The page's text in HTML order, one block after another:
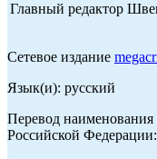
Главный редактор
Сетевое издание
Язык(и): русский
Перевод наименования
Российской